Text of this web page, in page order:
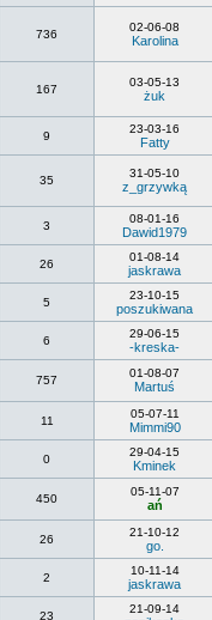
736
02-06-08
Karolina
167
03-05-13
żuk
9
23-03-16
Fatty
35
31-05-10
z_grzywką
3
08-01-16
Dawid1979
26
01-08-14
jaskrawa
5
23-10-15
poszukiwana
6
29-06-15
-kreska-
757
01-08-07
Martuś
11
05-07-11
Mimmi90
0
29-04-15
Kminek
450
05-11-07
ań
26
21-10-12
go.
2
10-11-14
jaskrawa
23
21-09-14